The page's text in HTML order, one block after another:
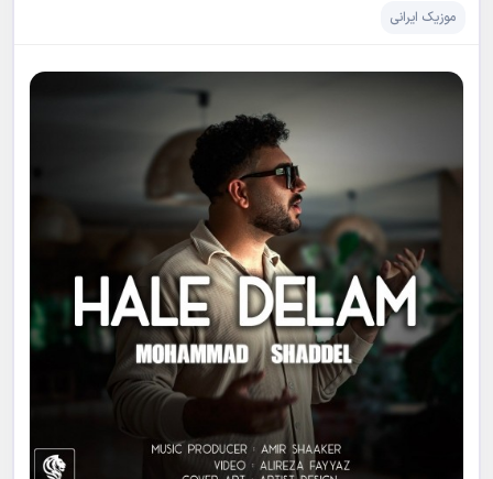
موزیک ایرانی